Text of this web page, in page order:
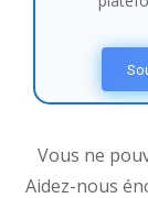
Vous ne
Aidez-nous